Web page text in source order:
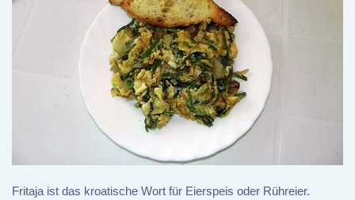
Fritaja ist das kroatische Wort für Eierspeis oder Rühreier.